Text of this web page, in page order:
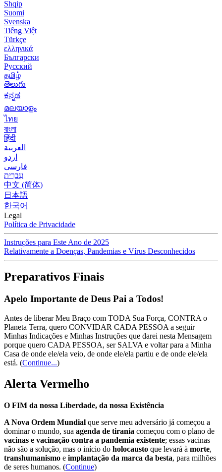
Shqip
Suomi
Svenska
Tiếng Việt
Türkçe
ελληνικά
Български
Русский
தமிழ்
తెలుగు
ಕನ್ನಡ
മലയാളം
ไทย
বাংলা
हिंदी
العربية
اردو
فارسی
עִברִית
中文 (简体)
日本語
한국어
Legal
Política de Privacidade
Instruções para Este Ano de 2025
Relativamente a Doenças, Pandemias e Vírus Desconhecidos
Preparativos Finais
Apelo Importante de Deus Pai a Todos!
Antes de liberar Meu Braço com TODA Sua Força, CONTRA o
Planeta Terra, quero CONVIDAR CADA PESSOA a seguir
Minhas Indicações e Minhas Instruções que darei nesta Mensagem
porque quero CADA PESSOA, ser SALVA e voltar para a Minha
Casa de onde ele/ela veio, de onde ele/ela partiu e de onde ele/ela
está. (Continue...)
Alerta Vermelho
O FIM da nossa Liberdade, da nossa Existência
A Nova Ordem Mundial que serve meu adversário já começou a
dominar o mundo, sua agenda de tirania começou com o plano de
vacinas e vacinação contra a pandemia existente; essas vacinas
não são a solução, mas o início do holocausto que levará à morte,
transhumanismo e implantação da marca da besta, para milhões
de seres humanos. (Continue)